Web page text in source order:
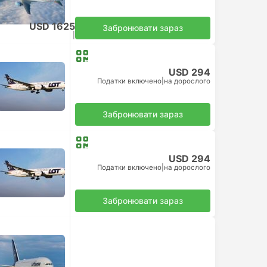
USD 1625
Податки включено
на дорослого
Забронювати зараз
USD 294
Податки включено на дорослого
Забронювати зараз
USD 294
Податки включено на дорослого
Забронювати зараз